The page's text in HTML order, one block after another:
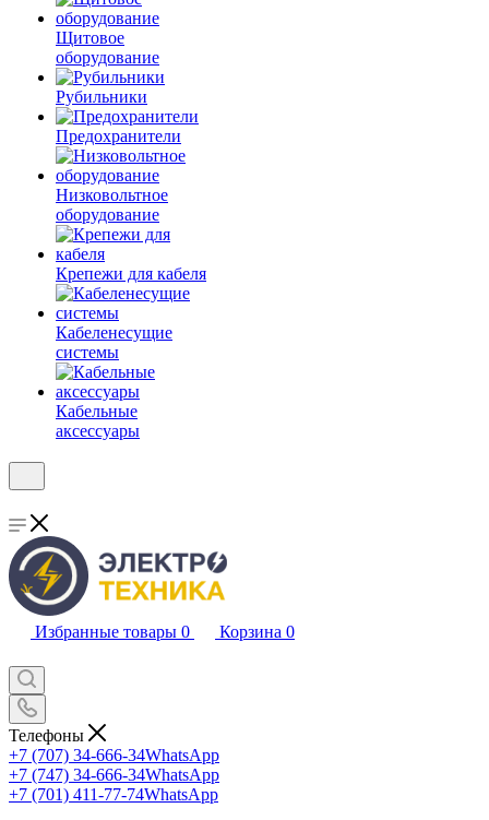
Щитовое
оборудование
Рубильники
Предохранители
Низковольтное
оборудование
Крепежи для кабеля
Кабеленесущие
системы
Кабельные
аксессуары
Избранные товары 0 Корзина 0
Телефоны
+7 (707) 34-666-34WhatsApp
+7 (747) 34-666-34WhatsApp
+7 (701) 411-77-74WhatsApp